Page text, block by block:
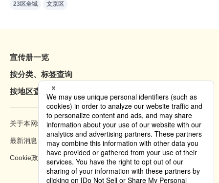
23区全域 文京区
宣传册一览
按分类、标签查询
按地区查询
关于本网站 浏览方法
最新消息 隐私权政策
Cookie政策